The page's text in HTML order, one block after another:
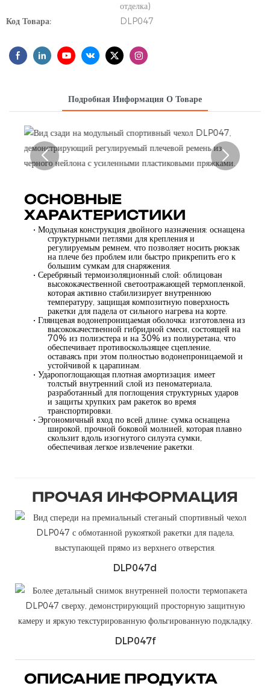
отделка)
Код Товара:
DLP047
Подробная Информация О Товаре
ОСНОВНЫЕ
ХАРАКТЕРИСТИКИ
• Модульная конструкция двойного назначения: оснащена
структурными петлями для крепления и
регулируемым ремнем, что позволяет носить рюкзак
на плече без проблем или быстро прикрепить его к
большим сумкам для снаряжения.
• Серебряный термоизоляционный слой: облицован
высококачественной светоотражающей термопленкой,
которая активно стабилизирует внутреннюю
температуру, защищая композитную поверхность
ракетки для падела от сильного нагрева на корте.
• Глянцевая водонепроницаемая оболочка: изготовлена ​​из
высококачественной гибридной смеси, состоящей на
70% из полиэстера и на 30% из полиуретана, что
обеспечивает противоскользящее сцепление,
оставаясь при этом полностью водонепроницаемой и
устойчивой к царапинам.
• Ударопоглощающая плотная амортизация: имеет
толстый внутренний слой из пеноматериала,
разработанный для поглощения структурных ударов
и защиты хрупких рам ракеток во время
транспортировки.
• Эргономичный вход по всей длине: сумка оснащена
широкой, прочной боковой молнией, которая плавно
скользит вдоль изогнутого силуэта сумки,
обеспечивая легкое извлечение ракетки.
ПРОЧАЯ ИНФОРМАЦИЯ
DLP047d
DLP047f
ОПИСАНИЕ ПРОДУКТА